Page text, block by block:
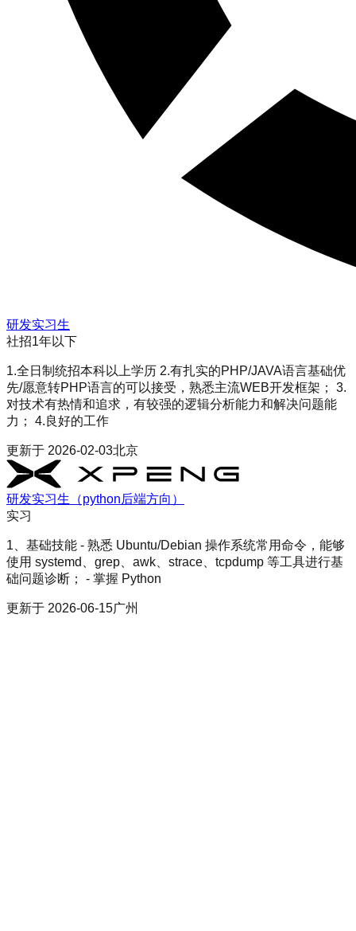
研发实习生
社招1年以下
1.全日制统招本科以上学历 2.有扎实的PHP/JAVA语言基础优
先/愿意转PHP语言的可以接受，熟悉主流WEB开发框架； 3.
对技术有热情和追求，有较强的逻辑分析能力和解决问题能
力； 4.良好的工作
更新于 2026-02-03北京
研发实习生（python后端方向）
实习
1、基础技能 - 熟悉 Ubuntu/Debian 操作系统常用命令，能够
使用 systemd、grep、awk、strace、tcpdump 等工具进行基
础问题诊断； - 掌握 Python
更新于 2026-06-15广州